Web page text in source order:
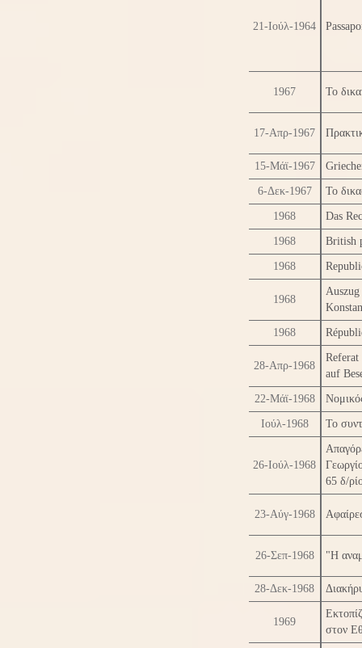
21-Ιούλ-1964
1967 Το
17-Απρ-1967
15-Μάϊ-1967
6-Δεκ-1967 Το
1968 Das
1968 British
1968
1968
1968
28-Απρ-1968
auf
22-Μάϊ-1968
Ιούλ-1968 Το
26-Ιούλ-1968
65 δ/
23-Αύγ-1968
26-Σεπ-1968 "Η
28-Δεκ-1968
1969
στον